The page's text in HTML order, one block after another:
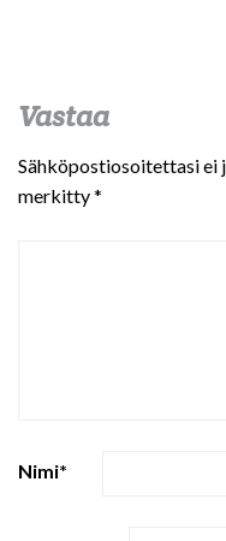
Vastaa
Sähköpostiosoitettasi ei
merkitty*
Nimi*